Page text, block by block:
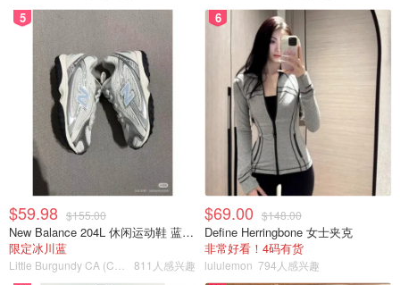
5
$59.98 $155.00
New Balance 204L 休闲运动鞋 蓝银色
限定冰川蓝
811人感兴趣
6
$69.00 $148.00
Define Herringbone 女士夹克
非常好看！4码有货
lululemon 794人感兴趣